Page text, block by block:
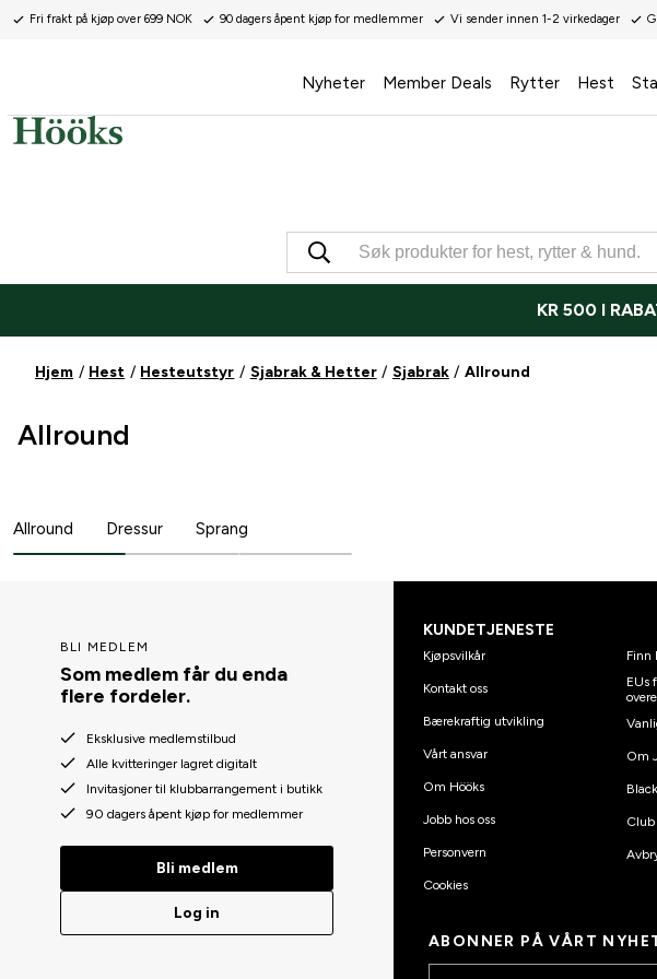
Fri frakt på kjøp over 699 NOK 90 dagers åpent kjøp for medlemmer Vi sender innen 1-2 virkedager
Nyheter Member Deals Rytter Hest
KR 500 I
Hjem Hest Hesteutstyr Sjabrak & Hetter Sjabrak Allround
Allround
Allround Dressur Sprang
BLI MEDLEM
Som medlem får du enda
flere fordeler.
Eksklusive medlemstilbud
Alle kvitteringer lagret digitalt
Invitasjoner til klubbarrangement i butikk
90 dagers åpent kjøp for medlemmer
Bli medlem
Log in
KUNDETJENESTE
Kjøpsvilkår
Kontakt oss
Bærekraftig utvikling
Vårt ansvar
Om Hööks
Jobb hos oss
Personvern
Cookies
Finn
EUs
Om
Club
ABONNER PÅ VÅRT